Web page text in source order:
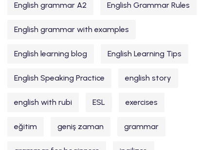
English grammar A2 English Grammar Rules
English grammar with examples
English learning blog English Learning Tips
English Speaking Practice english story
english with rubi ESL exercises
eğitim geniş zaman grammar